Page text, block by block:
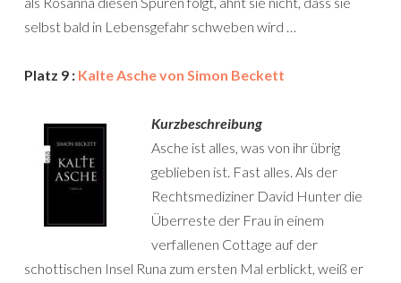
selbst bald in Lebensgefahr schweben wird …
Platz 9 : Kalte Asche von Simon Beckett
Kurzbeschreibung
Asche ist alles, was von ihr übrig
geblieben ist. Fast alles. Als der
Rechtsmediziner David Hunter die
Überreste der Frau in einem
verfallenen Cottage auf der
schottischen Insel Runa zum ersten Mal erblickt, weiß er